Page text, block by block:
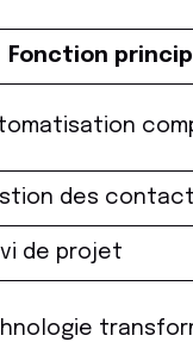
Fonction
des
de projet